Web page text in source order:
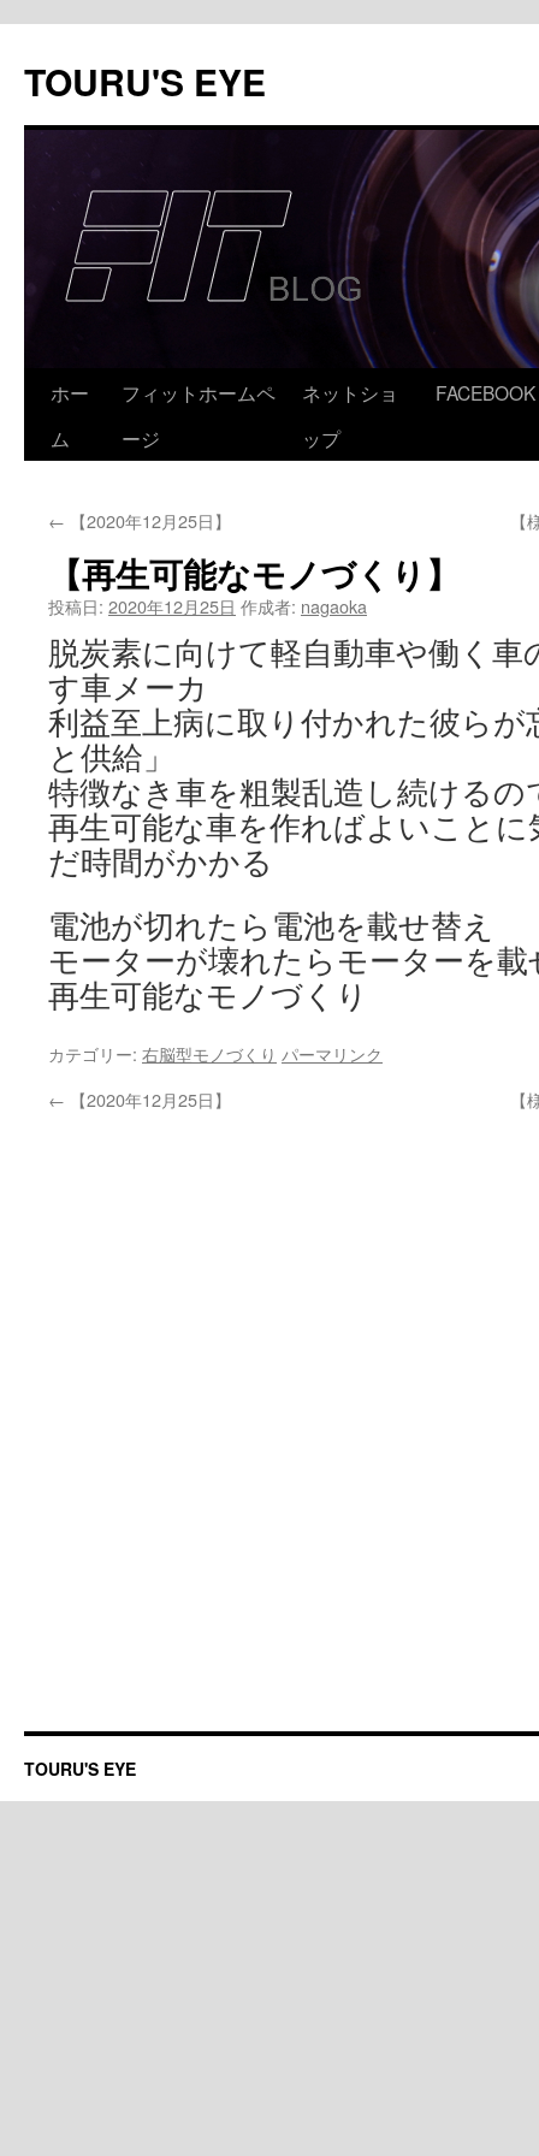
テ
ン
TOURU'S EYE
ホー
ム
フィットホームペ
ージ
ネットショ
ップ
FACEBOOK
← 【2020年12月25日】
【再生可能なモノづくり】
投稿日: 2020年12月25日 作成者: nagaoka
脱炭素に向けて軽自動車や働く車
す車メーカ
利益至上病に取り付かれた彼ら
と供給」
特徴なき車を粗製乱造し続けるの
再生可能な車を作ればよいこと
だ時間がかかる
電池が切れたら電池を載せ替え
モーターが壊れたらモーターを
再生可能なモノづくり
カテゴリー: 右脳型モノづくり パーマリンク
← 【2020年12月25日】
TOURU'S EYE